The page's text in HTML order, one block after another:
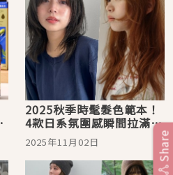
2025秋季時髦髮色範本！
4款日系氛圍感瞬間拉滿髮
色盤點
2025年11月02日 Share